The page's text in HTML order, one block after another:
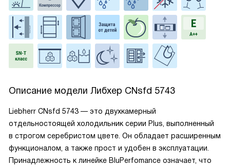
Описание модели Либхер CNsfd 5743
Liebherr CNsfd 5743 — это двухкамерный
отдельностоящей холодильник серии Plus, выполненный
в строгом серебристом цвете. Он обладает расширенным
функционалом, а также прост и удобен в эксплуатации.
Принадлежность к линейке BluPerfomance означает, что